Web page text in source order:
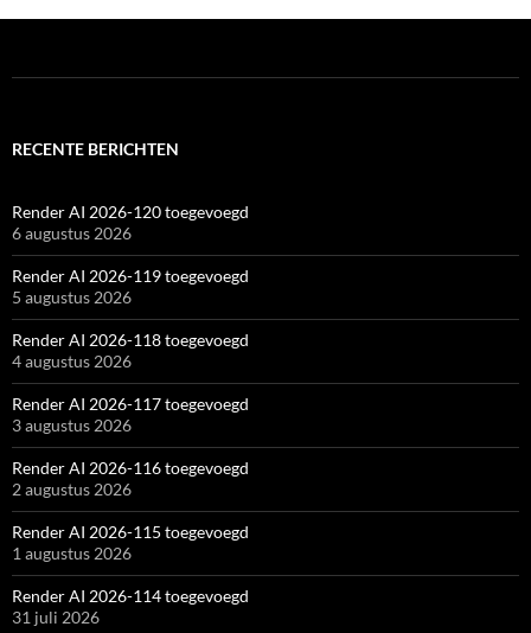
RECENTE BERICHTEN
Render AI 2026-120 toegevoegd
6 augustus 2026
Render AI 2026-119 toegevoegd
5 augustus 2026
Render AI 2026-118 toegevoegd
4 augustus 2026
Render AI 2026-117 toegevoegd
3 augustus 2026
Render AI 2026-116 toegevoegd
2 augustus 2026
Render AI 2026-115 toegevoegd
1 augustus 2026
Render AI 2026-114 toegevoegd
31 juli 2026